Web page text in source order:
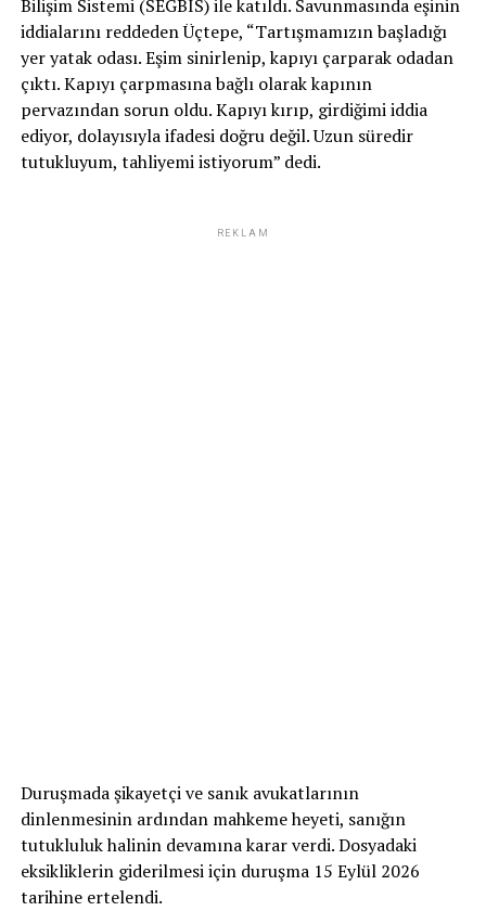
Bilişim Sistemi (SEGBİS) ile katıldı. Savunmasında eşinin
iddialarını reddeden Üçtepe, “Tartışmamızın başladığı
yer yatak odası. Eşim sinirlenip, kapıyı çarparak odadan
çıktı. Kapıyı çarpmasına bağlı olarak kapının
pervazından sorun oldu. Kapıyı kırıp, girdiğimi iddia
ediyor, dolayısıyla ifadesi doğru değil. Uzun süredir
tutukluyum, tahliyemi istiyorum” dedi.
REKLAM
Duruşmada şikayetçi ve sanık avukatlarının
dinlenmesinin ardından mahkeme heyeti, sanığın
tutukluluk halinin devamına karar verdi. Dosyadaki
eksikliklerin giderilmesi için duruşma 15 Eylül 2026
tarihine ertelendi.